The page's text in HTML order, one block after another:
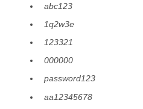
abc123
1q2w3e
123321
000000
password123
aa12345678